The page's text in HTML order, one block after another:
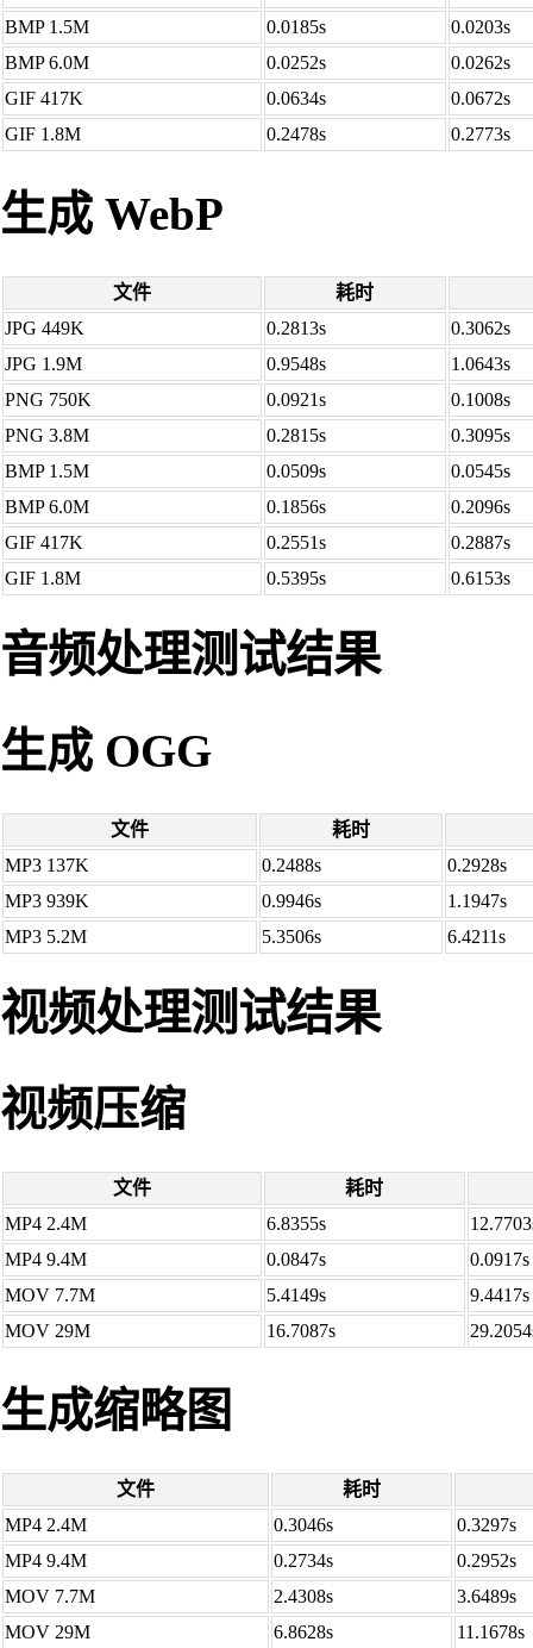
BMP 1.5M
0.0185s
0.0203s
BMP 6.0M
0.0252s
0.0262s
GIF 417K
0.0634s
0.0672s
GIF 1.8M
0.2478s 0.2773s
生成 WebP
文件
耗时
JPG 449K
0.2813s
0.3062s
JPG 1.9M
0.9548s
1.0643s
PNG 750K
0.0921s
0.1008s
PNG 3.8M
0.2815s
0.3095s
BMP 1.5M
0.0509s
0.0545s
BMP 6.0M
0.1856s
0.2096s
GIF 417K
0.2551s
0.2887s
GIF 1.8M
0.5395s 0.6153s
音频处理测试结果
生成 OGG
文件
耗时
MP3 137K
0.2488s
0.2928s
MP3 939K
0.9946s
1.1947s
MP3 5.2M
5.3506s 6.4211s
视频处理测试结果
视频压缩
文件
耗时
MP4 2.4M
6.8355s
MP4 9.4M
0.0847s
0.0917s
MOV 7.7M
5.4149s
9.4417s
MOV 29M
16.7087s
生成缩略图
文件
耗时
MP4 2.4M
0.3046s
0.3297s
MP4 9.4M
0.2734s
0.2952s
MOV 7.7M
2.4308s
3.6489s
MOV 29M
6.8628s 11.1678s